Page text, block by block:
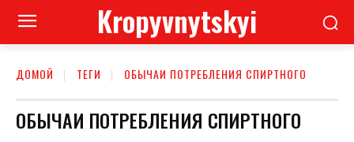
Kropyvnytskyi
ДОМОЙ ТЕГИ ОБЫЧАИ ПОТРЕБЛЕНИЯ СПИРТНОГО
ОБЫЧАИ ПОТРЕБЛЕНИЯ СПИРТНОГО